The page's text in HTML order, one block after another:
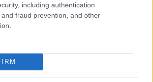
including authentication
fraud prevention, and other
XIII Fleur de Parme, που
το
εντυπωσιακή τιμή των